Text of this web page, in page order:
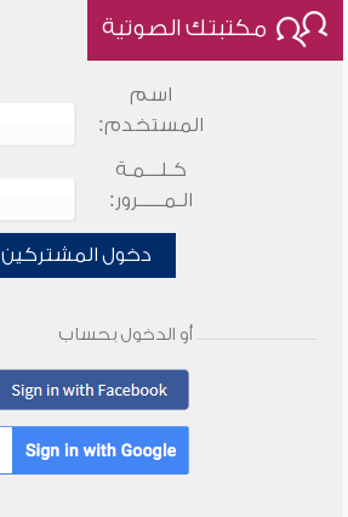
مكتبتك الصوتية
اسم
المستخدم:
كـلـــمـة
الـمـــــرور:
دخول المشتركين
أو الدخول بحساب